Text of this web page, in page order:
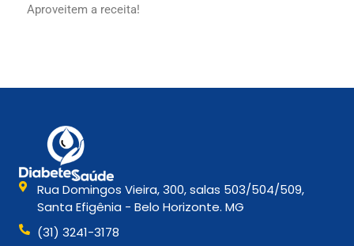
Aproveitem a receita!
Rua Domingos Vieira, 300, salas 503/504/509,
Santa Efigênia - Belo Horizonte. MG
(31) 3241-3178